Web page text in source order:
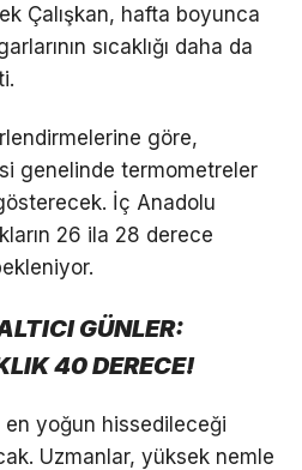
Çalışkan, hafta boyunca
sıcaklığı daha da
göre,
genelinde termometreler
İç Anadolu
26 ila 28 derece
GÜNLER:
40 DERECE!
en yoğun hissedileceği
Uzmanlar, yüksek nemle